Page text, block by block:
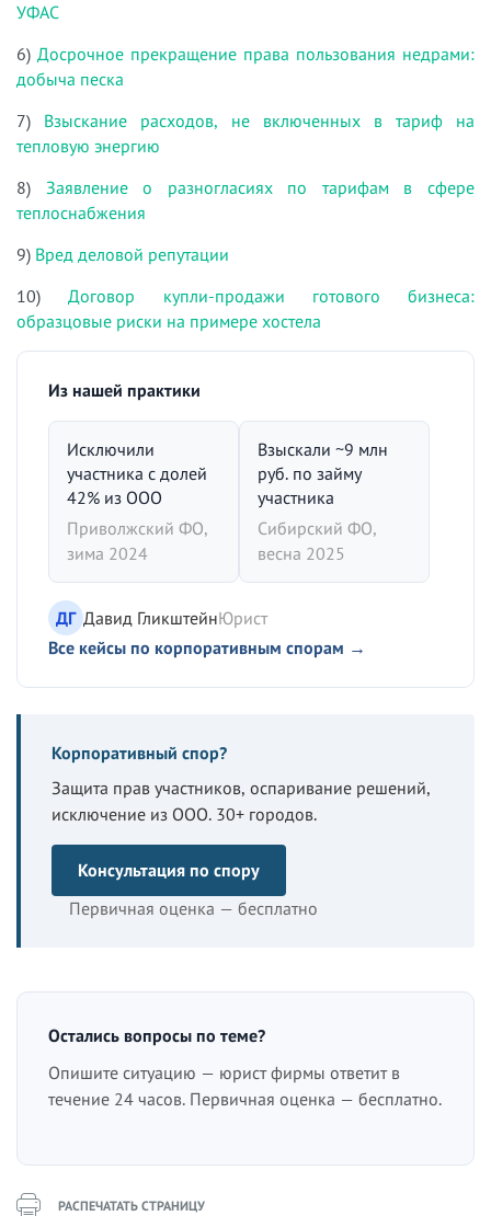
УФАС
6) Досрочное прекращение права пользования недрами:
добыча песка
7) Взыскание расходов, не включенных в тариф на
тепловую энергию
8) Заявление о разногласиях по тарифам в сфере
теплоснабжения
9) Вред деловой репутации
10)Договор купли-продажи готового бизнеса:
образцовые риски на примере хостела
Из нашей практики
Исключили
участника с долей
42% из ООО
Приволжский ФО,
зима 2024
Взыскали ~9 млн
руб. по займу
участника
Сибирский ФО,
весна 2025
ДГ Давид ГликштейнЮрист
Все кейсы по корпоративным спорам →
Корпоративный спор?
Защита прав участников, оспаривание решений,
исключение из ООО. 30+ городов.
Консультация по спору
Первичная оценка — бесплатно
Остались вопросы по теме?
Опишите ситуацию — юрист фирмы ответит в
течение 24 часов. Первичная оценка — бесплатно.
РАСПЕЧАТАТЬ СТРАНИЦУ